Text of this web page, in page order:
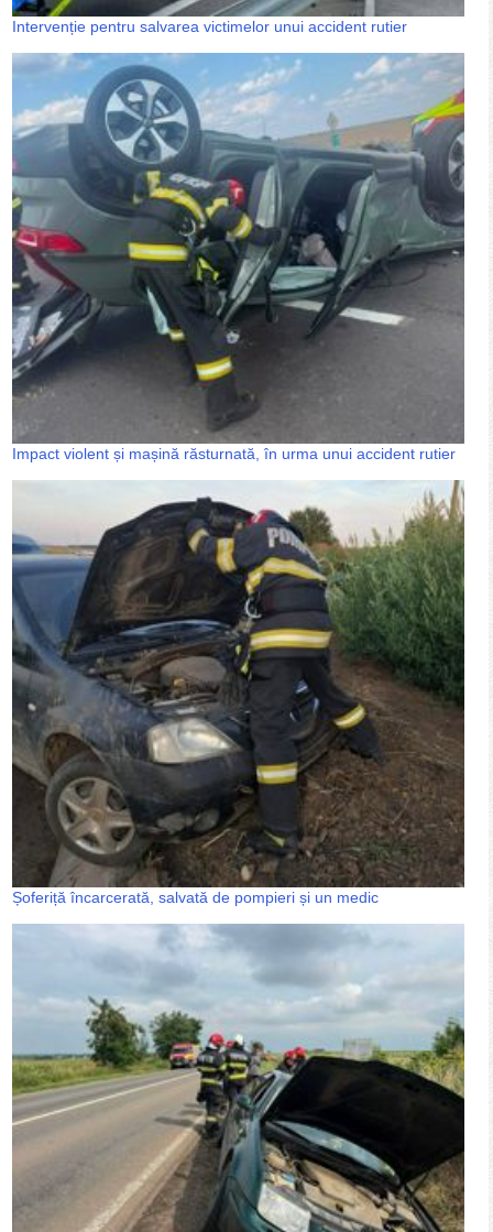
Intervenție pentru salvarea victimelor unui accident rutier
Impact violent și mașină răsturnată, în urma unui accident rutier
Șoferiță încarcerată, salvată de pompieri și un medic